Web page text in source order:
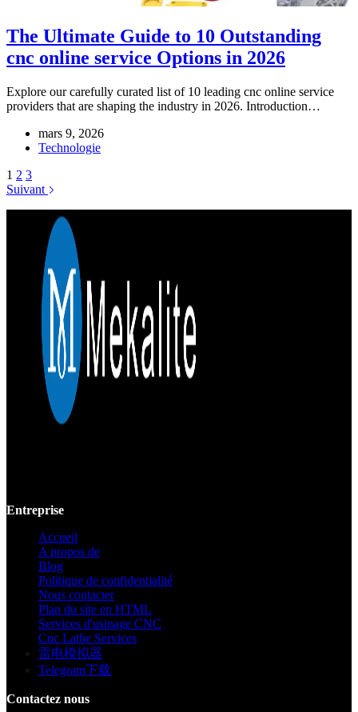
The Ultimate Guide to 10 Outstanding
cnc online service Options in 2026
Explore our carefully curated list of 10 leading cnc online service
providers that are shaping the industry in 2026. Introduction…
mars 9, 2026
Technologie
1 2 3
Suivant
Entreprise
Accueil
A propos de
Blog
Politique de confidentialité
Nous contacter
Plan du site en HTML
Services d'usinage CNC
Cnc Lathe Services
雷电模拟器
Telegram下载
Contactez nous